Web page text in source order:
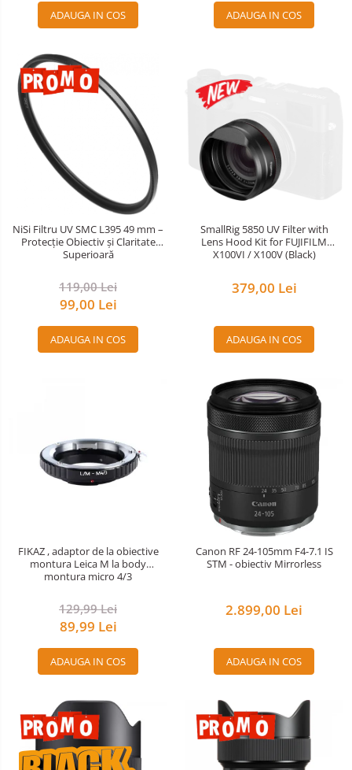
ADAUGA IN COS ADAUGA IN COS
NiSi Filtru UV SMC L395 49 mm –
Protecție Obiectiv și Claritate
Superioară
119,00 Lei
99,00 Lei
ADAUGA IN COS
SmallRig 5850 UV Filter with
Lens Hood Kit for FUJIFILM
X100VI / X100V (Black)
379,00 Lei
ADAUGA IN COS
FIKAZ , adaptor de la obiective
montura Leica M la body
montura micro 4/3
129,99 Lei
89,99 Lei
ADAUGA IN COS
Canon RF 24-105mm F4-7.1 IS
STM - obiectiv Mirrorless
2.899,00 Lei
ADAUGA IN COS